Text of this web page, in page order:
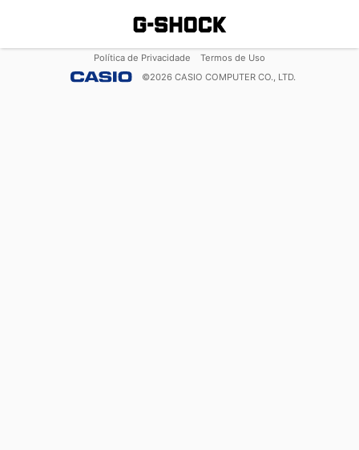
Política de Privacidade
Termos de Uso
©2026 CASIO COMPUTER CO., LTD.